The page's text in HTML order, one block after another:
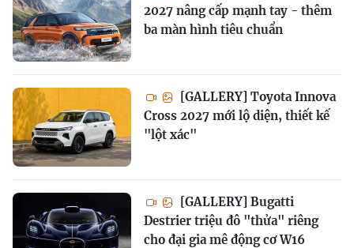
2027 nâng cấp mạnh tay - thêm
ba màn hình tiêu chuẩn
[GALLERY] Toyota Innova
Cross 2027 mới lộ diện, thiết kế
"lột xác"
[GALLERY] Bugatti
Destrier triệu đô "thửa" riêng
cho đại gia mê động cơ W16